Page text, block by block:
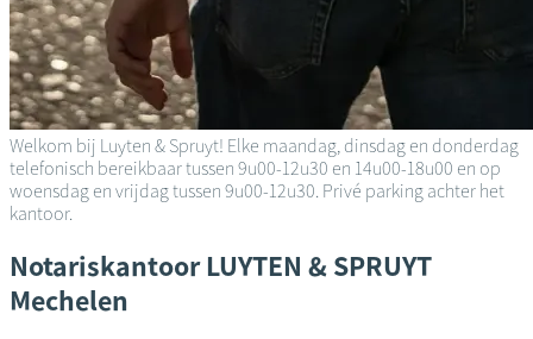
Welkom bij Luyten & Spruyt! Elke maandag, dinsdag en donderdag
telefonisch bereikbaar tussen 9u00-12u30 en 14u00-18u00 en op
woensdag en vrijdag tussen 9u00-12u30. Privé parking achter het
kantoor.
Notariskantoor LUYTEN & SPRUYT
Mechelen